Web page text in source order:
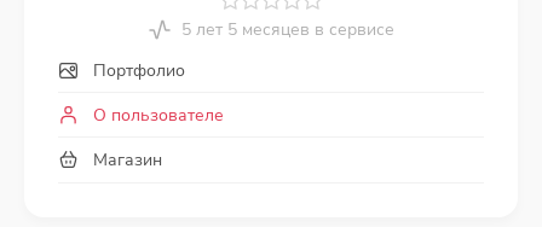
5 лет 5 месяцев в сервисе
Портфолио
О пользователе
Магазин